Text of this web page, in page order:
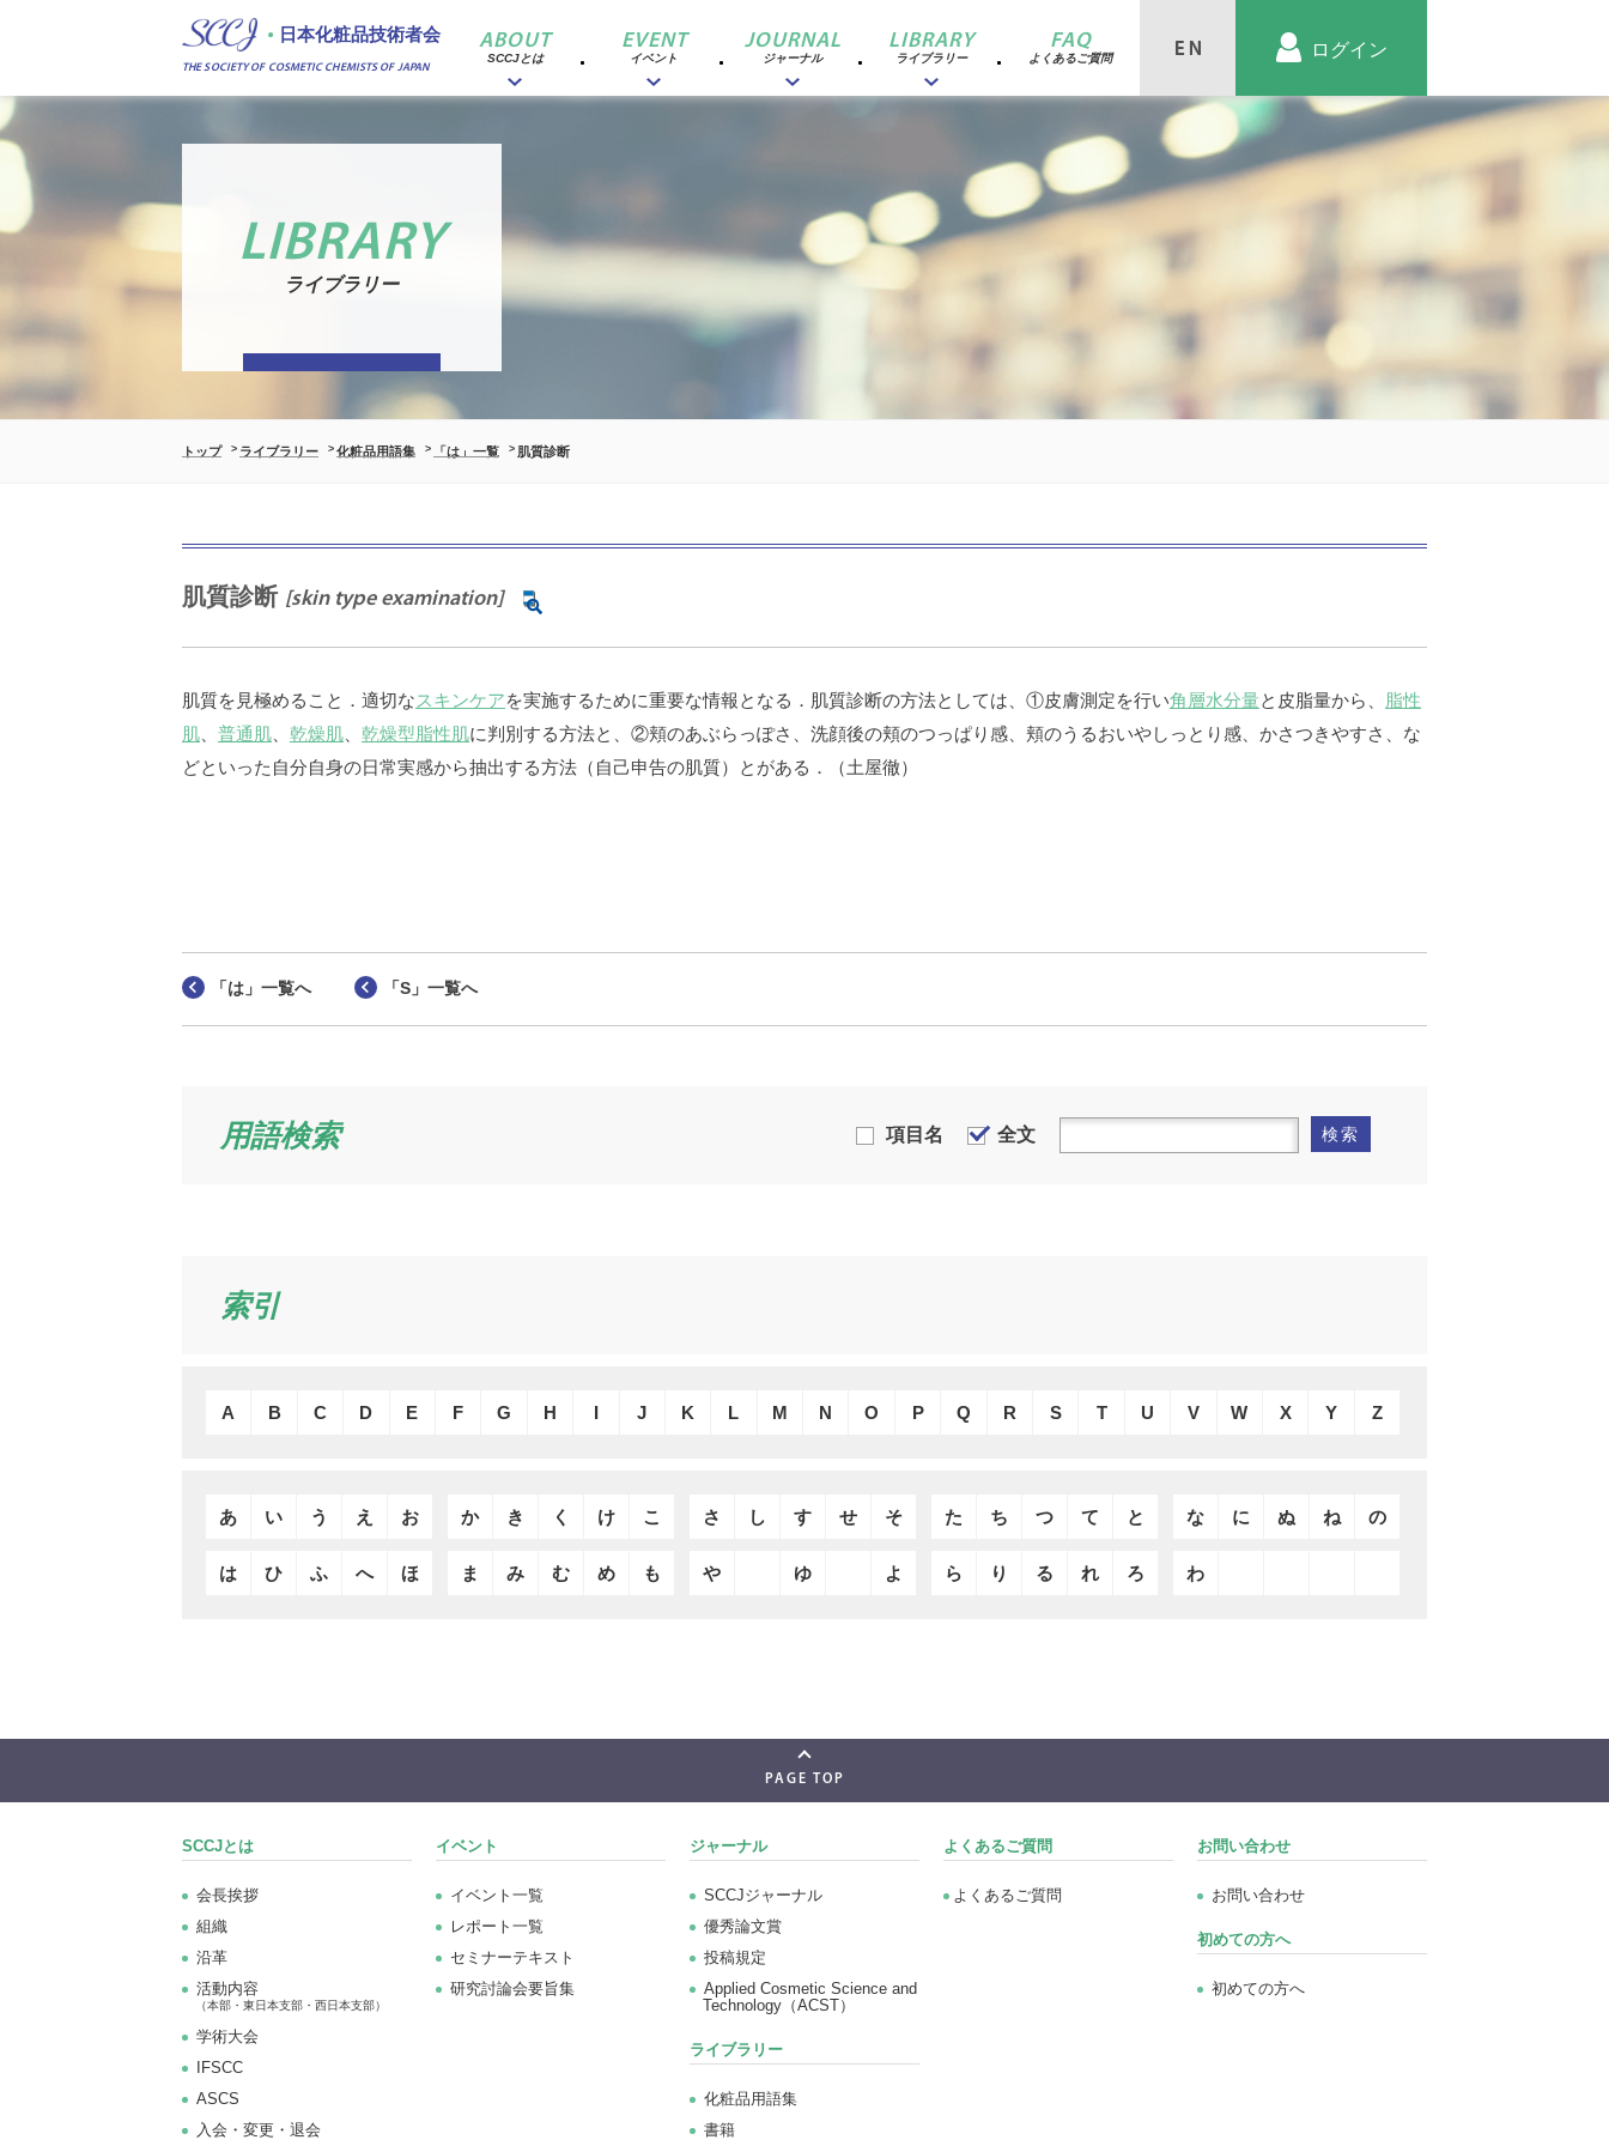
日本化粧品技術者会
THE SOCIETY OF COSMETIC CHEMISTS OF JAPAN
ログイン
ABOUT
SCCJとは
EVENT
イベント
JOURNAL
ジャーナル
LIBRARY
ライブラリー
FAQ
よくあるご質問
LIBRARY
ライブラリー
トップ ライブラリー 化粧品用語集 「は」一覧 肌質診断
肌質診断 [skin type examination]
肌質を見極めること．適切なスキンケアを実施するために重要な情報となる．肌質診断の方法としては、①皮膚測定を行い角層水分量と皮脂量から、
脂性
肌
普通肌 乾燥肌 乾燥型脂性肌に判別する方法と、②頬のあぶらっぽさ、洗顔後の頬のつっぱり感、頬のうるおいやしっとり感、かさつきやすさ、な
どといった自分自身の日常実感から抽出する方法（自己申告の肌質）とがある．（土屋徹）
「は」一覧へ 「S」一覧へ
用語検索 項目名 全文 検索
索引
A B C D E F G H I J K L M N O P Q R S T U V W X Y Z
あ い う え お か き く け こ さ し す せ そ た ち つ て と な に ぬ ね の
は ひ ふ へ ほ ま み む め も や ゆ よ ら り る れ ろ わ
PAGE TOP
SCCJとは
会長挨拶
組織
沿革
活動内容
（本部・東日本支部・西日本支部）
学術大会
IFSCC
ASCS
⼊会・変更・退会
イベント
イベント一覧
レポート一覧
セミナーテキスト
研究討論会要旨集
ジャーナル
SCCJジャーナル
優秀論文賞
投稿規定
Applied Cosmetic Science and
Technology（ACST）
ライブラリー
化粧品用語集
書籍
よくあるご質問
よくあるご質問
お問い合わせ
お問い合わせ
初めての方へ
初めての方へ